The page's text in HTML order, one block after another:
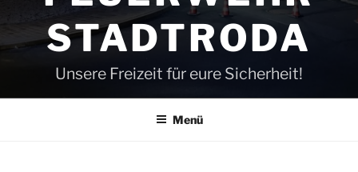
STADTRODA
Unsere Freizeit für eure Sicherheit!
Menü